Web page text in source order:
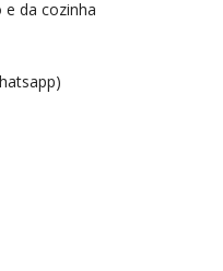
e da cozinha